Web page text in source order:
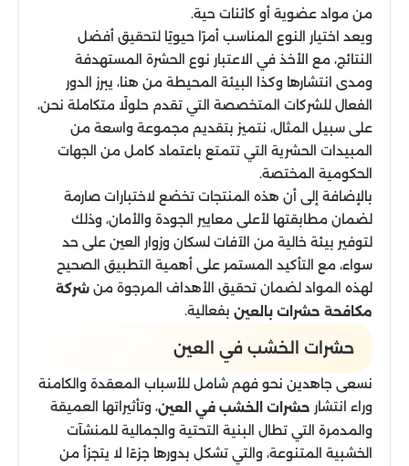
من مواد عضوية أو كائنات حية.
ويعد اختيار النوع المناسب أمرًا حيويًا لتحقيق أفضل
النتائج، مع الأخذ في الاعتبار نوع الحشرة المستهدفة
ومدى انتشارها وكذا البيئة المحيطة من هنا، يبرز الدور
الفعال للشركات المتخصصة التي تقدم حلولًا متكاملة نحن،
على سبيل المثال، نتميز بتقديم مجموعة واسعة من
المبيدات الحشرية التي تتمتع باعتماد كامل من الجهات
الحكومية المختصة.
بالإضافة إلى أن هذه المنتجات تخضع لاختبارات صارمة
لضمان مطابقتها لأعلى معايير الجودة والأمان، وذلك
لتوفير بيئة خالية من الآفات لسكان وزوار العين على حد
سواء، مع التأكيد المستمر على أهمية التطبيق الصحيح
لهذه المواد لضمان تحقيق الأهداف المرجوة من شركة
مكافحة حشرات بالعين بفعالية.
حشرات الخشب في العين
نسعى جاهدين نحو فهم شامل للأسباب المعقدة والكامنة
وراء انتشار حشرات الخشب في العين، وتأثيراتها العميقة
والمدمرة التي تطال البنية التحتية والجمالية للمنشآت
الخشبية المتنوعة، والتي تشكل بدورها جزءًا لا يتجزأ من